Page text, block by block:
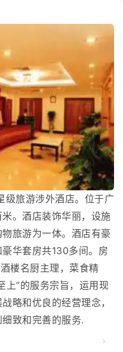
旅游涉外酒店。位于广
。酒店装饰华丽，设施
旅游为一体。酒店有豪
华套房共130多间。房
楼名厨主理，菜食精
上”的服务宗旨，运用现
略和优良的经营理念，
致和完善的服务.